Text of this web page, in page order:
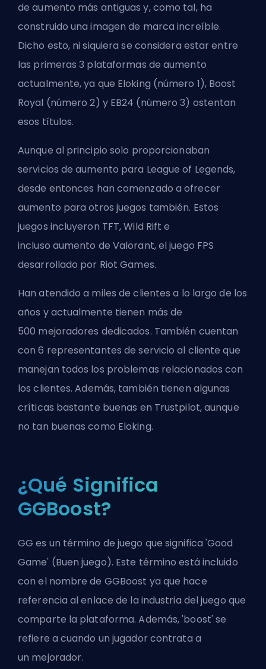
de aumento más antiguas y, como tal, ha
construido una imagen de marca increíble.
Dicho esto, ni siquiera se considera estar entre
las primeras 3 plataformas de aumento
actualmente, ya que Eloking (número 1), Boost
Royal (número 2) y EB24 (número 3) ostentan
esos títulos.
Aunque al principio solo proporcionaban
servicios de aumento para League of Legends,
desde entonces han comenzado a ofrecer
aumento para otros juegos también. Estos
juegos incluyeron TFT, Wild Rift e
incluso aumento de Valorant, el juego FPS
desarrollado por Riot Games.
Han atendido a miles de clientes a lo largo de los
años y actualmente tienen más de
500 mejoradores dedicados. También cuentan
con 6 representantes de servicio al cliente que
manejan todos los problemas relacionados con
los clientes. Además, también tienen algunas
críticas bastante buenas en Trustpilot, aunque
no tan buenas como Eloking.
¿Qué Significa
GGBoost?
GG es un término de juego que significa 'Good
Game' (Buen juego). Este término está incluido
con el nombre de GGBoost ya que hace
referencia al enlace de la industria del juego que
comparte la plataforma. Además, 'boost' se
refiere a cuando un jugador contrata a
un mejorador.